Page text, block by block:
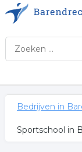
Bedrijven in
Sportschool in